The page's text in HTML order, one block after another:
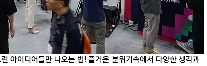
아이디어들만 나오는 법! 즐거운 분위기속에서 다양한 생각과